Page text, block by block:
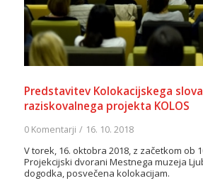
Predstavitev Kolokacijskega
raziskovalnega projekta KOLOS
0 Komentarji / 16. 10. 2018
V torek, 16. oktobra 2018, z začetkom ob
Projekcijski dvorani Mestnega muzeja
dogodka, posvečena kolokacijam.